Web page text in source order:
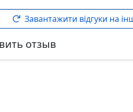
Завантажити відгуки на
отзыв